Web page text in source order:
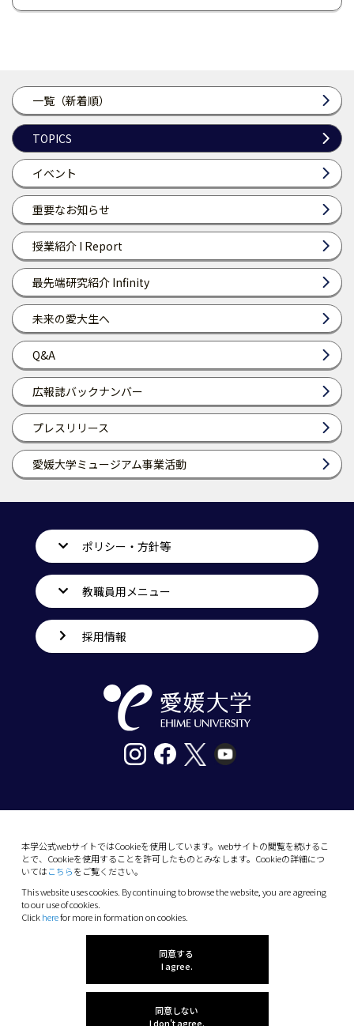
一覧（新着順）
TOPICS
イベント
重要なお知らせ
授業紹介 I Report
最先端研究紹介 Infinity
未来の愛大生へ
Q&A
広報誌バックナンバー
プレスリリース
愛媛大学ミュージアム事業活動
本学公式webサイトではCookieを使用しています。webサイトの閲覧を続けるこ
とで、Cookieを使用することを許可したものとみなします。Cookieの詳細につ
いてはこちらをご覧ください。
This website uses cookies. By continuing to browse the website, you are agreeing
to our use of cookies.
Clickherefor more in formation on cookies.
同意する
I agree.
同意しない
I don't agree.
ポリシー・方針等
教職員用メニュー
採用情報
10-13 Dogo-Himata, Matsuyama, Ehime 790-
Phone: +81 89-927-9000
(C) 2026 Ehime University.